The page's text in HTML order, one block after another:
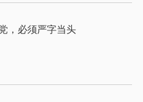
天天学习｜习近平：管党治党，必须严字当头